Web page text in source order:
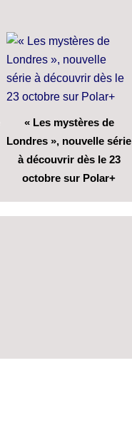
« Les mystères de
Londres », nouvelle série
à découvrir dès le 23
octobre sur Polar+